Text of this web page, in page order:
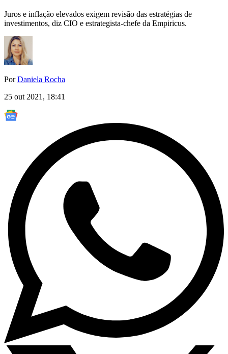
Juros e inflação elevados exigem revisão das estratégias de
investimentos, diz CIO e estrategista-chefe da Empiricus.
PorDaniela Rocha
25 out 2021, 18:41